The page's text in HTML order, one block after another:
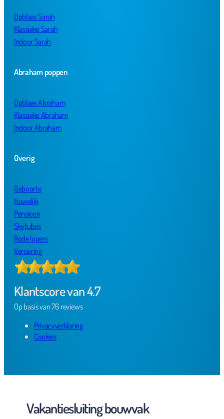
Opblaas Sarah
Klassieke Sarah
Indoor Sarah
Abraham poppen
Opblaas Abraham
Klassieke Abraham
Indoor Abraham
Overig
Geboorte
Huwelijk
Pensioen
Skytubes
Rode lopers
Versiering
Klantscore van 4.7
Op basis van 76 reviews
Privacyverklaring
Cookies
Vakantiesluiting bouwvak